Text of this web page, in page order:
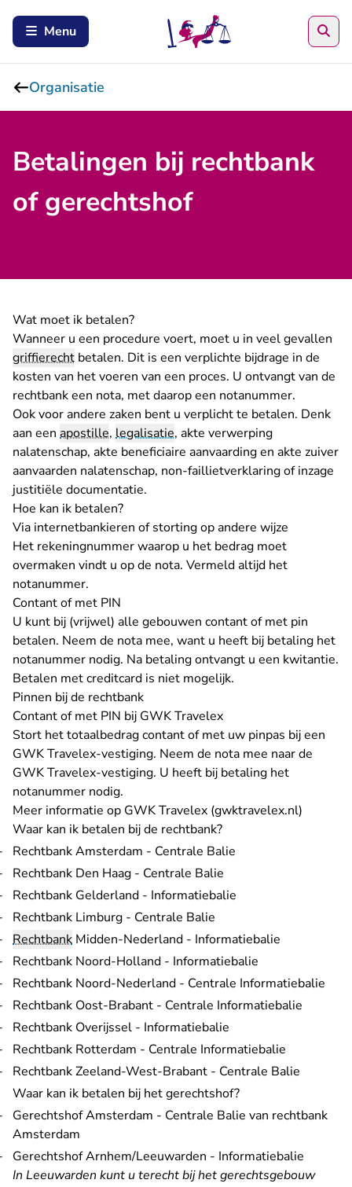
Menu
Organisatie
Betalingen bij rechtbank
of gerechtshof
Wat moet ik betalen?
Wanneer u een procedure voert, moet u in veel gevallen
griffierecht betalen. Dit is een verplichte bijdrage in de
kosten van het voeren van een proces. U ontvangt van de
rechtbank een nota, met daarop een notanummer.
Ook voor andere zaken bent u verplicht te betalen. Denk
aan een apostille, legalisatie, akte verwerping
nalatenschap, akte beneficiaire aanvaarding en akte zuiver
aanvaarden nalatenschap, non-faillietverklaring of inzage
justitiële documentatie.
Hoe kan ik betalen?
Via internetbankieren of storting op andere wijze
Het rekeningnummer waarop u het bedrag moet
overmaken vindt u op de nota. Vermeld altijd het
notanummer.
Contant of met PIN
U kunt bij (vrijwel) alle gebouwen contant of met pin
betalen. Neem de nota mee, want u heeft bij betaling het
notanummer nodig. Na betaling ontvangt u een kwitantie.
Betalen met creditcard is niet mogelijk.
Pinnen bij de rechtbank
Contant of met PIN bij GWK Travelex
Stort het totaalbedrag contant of met uw pinpas bij een
GWK Travelex-vestiging. Neem de nota mee naar de
GWK Travelex-vestiging. U heeft bij betaling het
notanummer nodig.
Meer informatie op GWK Travelex (gwktravelex.nl)
Waar kan ik betalen bij de rechtbank?
Rechtbank Amsterdam - Centrale Balie
Rechtbank Den Haag - Centrale Balie
Rechtbank Gelderland - Informatiebalie
Rechtbank Limburg - Centrale Balie
Rechtbank Midden-Nederland - Informatiebalie
Rechtbank Noord-Holland - Informatiebalie
Rechtbank Noord-Nederland - Centrale Informatiebalie
Rechtbank Oost-Brabant - Centrale Informatiebalie
Rechtbank Overijssel - Informatiebalie
Rechtbank Rotterdam - Centrale Informatiebalie
Rechtbank Zeeland-West-Brabant - Centrale Balie
Waar kan ik betalen bij het gerechtshof?
Gerechtshof Amsterdam - Centrale Balie van rechtbank
Amsterdam
Gerechtshof Arnhem/Leeuwarden - Informatiebalie
In Leeuwarden kunt u terecht bijhet gerechtsgebouw